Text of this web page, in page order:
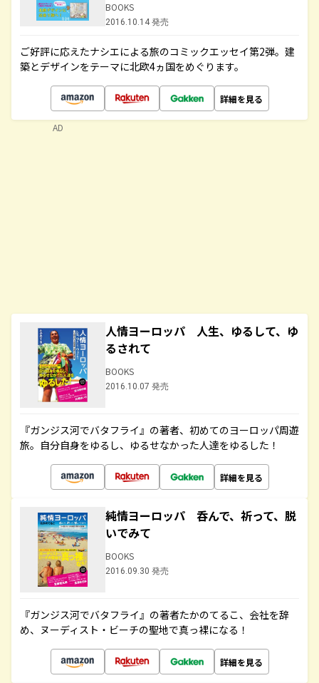
BOOKS
2016.10.14 発売
ご好評に応えたナシエによる旅のコミックエッセイ第2弾。建
築とデザインをテーマに北欧4ヵ国をめぐります。
詳細を見る
人情ヨーロッパ 人生、ゆるして、ゆ
るされて
BOOKS
2016.10.07 発売
『ガンジス河でバタフライ』の著者、初めてのヨーロッパ周遊
旅。自分自身をゆるし、ゆるせなかった人達をゆるした！
詳細を見る
純情ヨーロッパ 呑んで、祈って、脱
いでみて
BOOKS
2016.09.30 発売
『ガンジス河でバタフライ』の著者たかのてるこ、会社を辞
め、ヌーディスト・ビーチの聖地で真っ裸になる！
詳細を見る
AD